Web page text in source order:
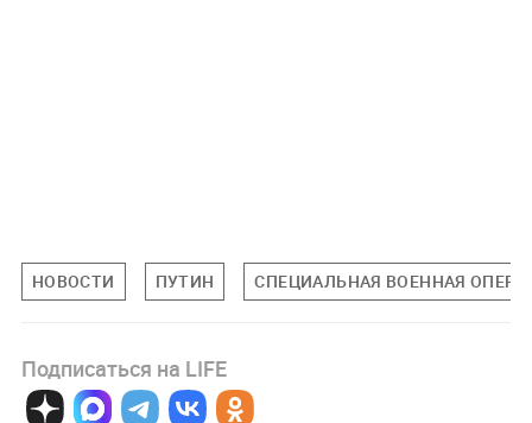
НОВОСТИ ПУТИН СПЕЦИАЛЬНАЯ ВОЕННАЯ
Подписаться на LIFE